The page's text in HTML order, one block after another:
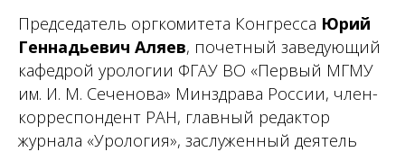
Председатель оргкомитета Конгресса Юрий
Геннадьевич Аляев, почетный заведующий
кафедрой урологии ФГАУ ВО «Первый МГМУ
им. И. М. Сеченова» Минздрава России, член-
корреспондент РАН, главный редактор
журнала «Урология», заслуженный деятель